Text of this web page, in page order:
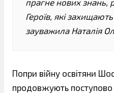
прагне нових
Героїв, які
зауважила Наталія
Попри війну освітяни
продовжують